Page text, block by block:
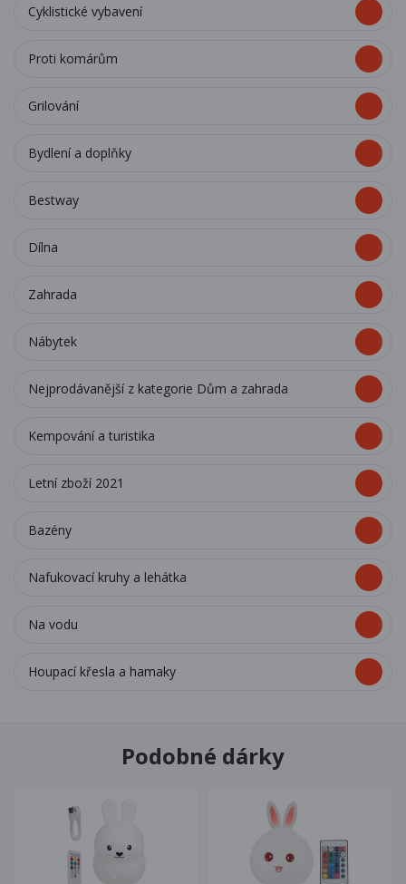
Cyklistické vybavení
Proti komárům
Grilování
Bydlení a doplňky
Bestway
Dílna
Zahrada
Nábytek
Nejprodávanější z kategorie Dům a zahrada
Kempování a turistika
Letní zboží 2021
Bazény
Nafukovací kruhy a lehátka
Na vodu
Houpací křesla a hamaky
Podobné dárky